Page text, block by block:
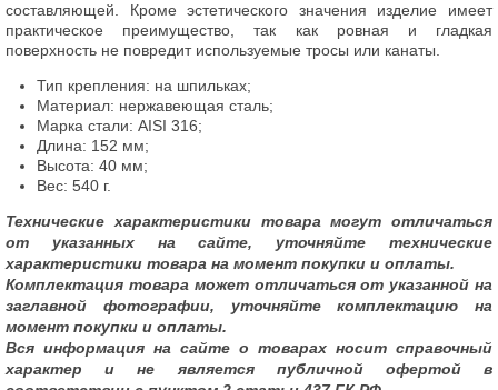
составляющей. Кроме эстетического значения изделие имеет
практическое преимущество, так как ровная и гладкая
поверхность не повредит используемые тросы или канаты.
Тип крепления: на шпильках;
Материал: нержавеющая сталь;
Марка стали: AISI 316;
Длина: 152 мм;
Высота: 40 мм;
Вес: 540 г.
Технические характеристики товара могут отличаться
от указанных на сайте, уточняйте технические
характеристики товара на момент покупки и оплаты.
Комплектация товара может отличаться от указанной на
заглавной фотографии, уточняйте комплектацию на
момент покупки и оплаты.
Вся информация на сайте о товарах носит справочный
характер и не является публичной офертой в